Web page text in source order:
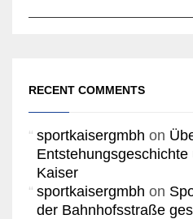
RECENT COMMENTS
sportkaisergmbh on
Kaiser
sportkaisergmbh on
der Bahnhofsstraße